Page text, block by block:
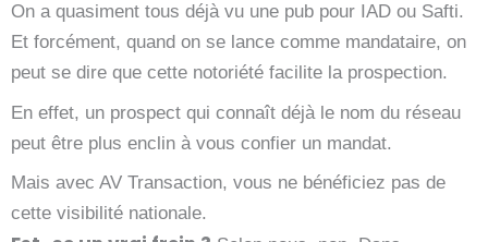
On a quasiment tous déjà vu une pub pour IAD ou Safti.
Et forcément, quand on se lance comme mandataire, on
peut se dire que cette notoriété facilite la prospection.
En effet, un prospect qui connaît déjà le nom du réseau
peut être plus enclin à vous confier un mandat.
Mais avec AV Transaction, vous ne bénéficiez pas de
cette visibilité nationale.